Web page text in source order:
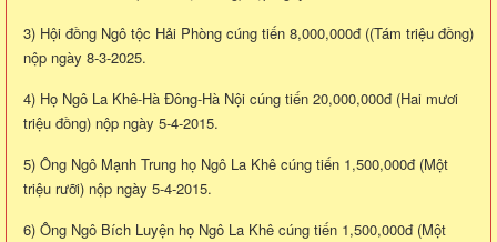
3) Hội đồng Ngô tộc Hải Phòng cúng tiến 8,000,000đ ((Tám triệu đồng)
nộp ngày 8-3-2025.
4) Họ Ngô La Khê-Hà Đông-Hà Nội cúng tiến 20,000,000đ (Hai mươi
triệu đồng) nộp ngày 5-4-2015.
5) Ông Ngô Mạnh Trung họ Ngô La Khê cúng tiến 1,500,000đ (Một
triệu rưỡi) nộp ngày 5-4-2015.
6) Ông Ngô Bích Luyện họ Ngô La Khê cúng tiến 1,500,000đ (Một